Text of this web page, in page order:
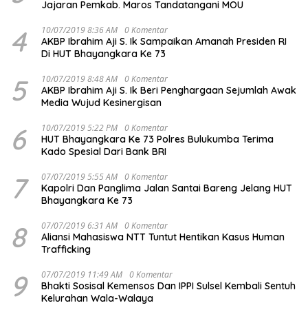
Jajaran Pemkab. Maros Tandatangani MOU
4 10/07/2019 8:36 AM 0 Komentar
AKBP Ibrahim Aji S. Ik Sampaikan Amanah Presiden RI
Di HUT Bhayangkara Ke 73
5 10/07/2019 8:48 AM 0 Komentar
AKBP Ibrahim Aji S. Ik Beri Penghargaan Sejumlah Awak
Media Wujud Kesinergisan
6 10/07/2019 5:22 PM 0 Komentar
HUT Bhayangkara Ke 73 Polres Bulukumba Terima
Kado Spesial Dari Bank BRI
7 07/07/2019 5:55 AM 0 Komentar
Kapolri Dan Panglima Jalan Santai Bareng Jelang HUT
Bhayangkara Ke 73
8 07/07/2019 6:31 AM 0 Komentar
Aliansi Mahasiswa NTT Tuntut Hentikan Kasus Human
Trafficking
9 07/07/2019 11:49 AM 0 Komentar
Bhakti Sosisal Kemensos Dan IPPI Sulsel Kembali Sentuh
Kelurahan Wala-Walaya